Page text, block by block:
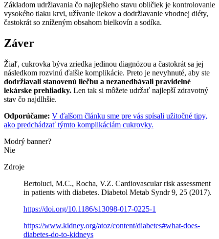
Základom udržiavania čo najlepšieho stavu obličiek je kontrolovanie
vysokého tlaku krvi, užívanie liekov a dodržiavanie vhodnej diéty,
častokrát so zníženým obsahom bielkovín a sodíka.
Záver
Žiaľ, cukrovka býva zriedka jedinou diagnózou a častokrát sa jej
následkom rozvinú ďalšie komplikácie. Preto je nevyhnuté, aby ste
dodržiavali stanovenú liečbu a nezanedbávali pravidelné
lekárske prehliadky. Len tak si môžete udržať najlepší zdravotný
stav čo najdlhšie.
Odporúčame: V ďalšom článku sme pre vás spísali užitočné tipy,
ako predchádzať týmto komplikáciám cukrovky.
Modrý banner?
Nie
Zdroje
Bertoluci, M.C., Rocha, V.Z. Cardiovascular risk assessment
in patients with diabetes. Diabetol Metab Syndr 9, 25 (2017).
https://doi.org/10.1186/s13098-017-0225-1
https://www.kidney.org/atoz/content/diabetes#what-does-
diabetes-do-to-kidneys